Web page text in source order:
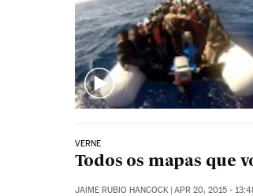
VERNE
Todos os mapas que
JAIME RUBIO HANCOCK | APR 20, 2015 -